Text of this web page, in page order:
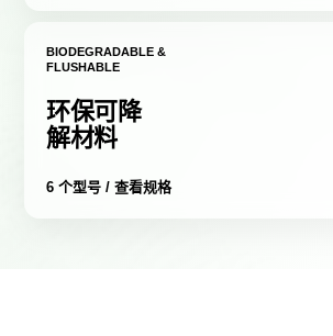
BIODEGRADABLE &
FLUSHABLE
环保可降
解材料
6 个型号 / 查看规格